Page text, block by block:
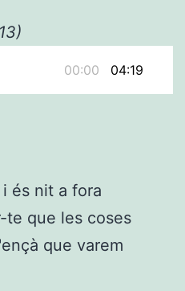
00:00 04:19
és nit a fora
te que les coses
que varem